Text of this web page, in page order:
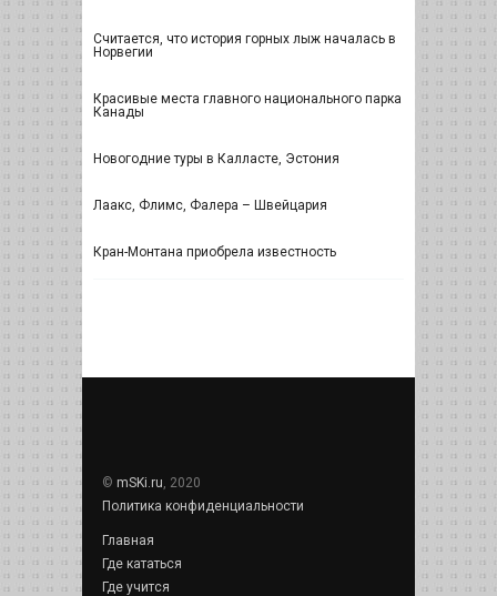
Считается, что история горных лыж началась в
Норвегии
Красивые места главного национального парка
Канады
Новогодние туры в Калласте, Эстония
Лаакс, Флимс, Фалера – Швейцария
Кран-Монтана приобрела известность
© mSKi.ru, 2020
Политика конфиденциальности
Главная
Где кататься
Где учится